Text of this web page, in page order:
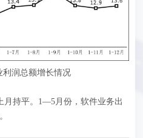
利润总额增长情况
持平。1—5月份，软件业务出